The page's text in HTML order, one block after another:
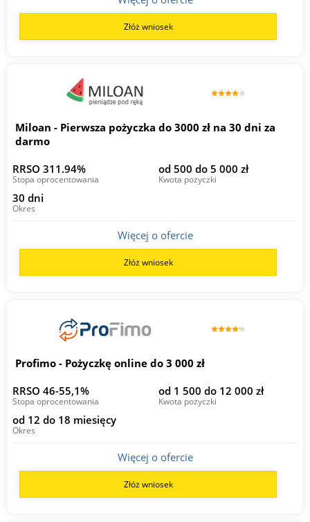
Złóż wniosek
Miloan - Pierwsza pożyczka do 3000 zł na 30 dni za
darmo
RRSO 311.94%
Stopa oprocentowania
od 500 do 5 000 zł
Kwota pożyczki
30 dni
Okres
Więcej o ofercie
Złóż wniosek
Profimo - Pożyczkę online do 3 000 zł
RRSO 46-55,1%
Stopa oprocentowania
od 1 500 do 12 000 zł
Kwota pożyczki
od 12 do 18 miesięcy
Okres
Więcej o ofercie
Złóż wniosek